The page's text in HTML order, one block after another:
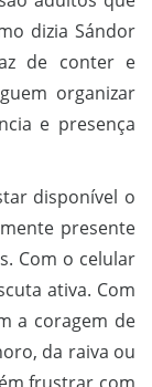
dizia Sándor
de conter e
organizar
e presença
disponível o
presente
Com o celular
ativa. Com
a coragem de
da raiva ou